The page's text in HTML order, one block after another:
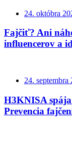
24. októbra
Fajčiť? Ani
influencerov a
24. septembra
H3KNISA
Prevencia